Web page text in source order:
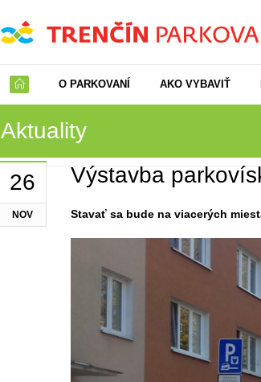
O PARKOVANÍ AKO VYBAVIŤ
Aktuality
26
NOV
Výstavba
Stavať sa bude na viacerých